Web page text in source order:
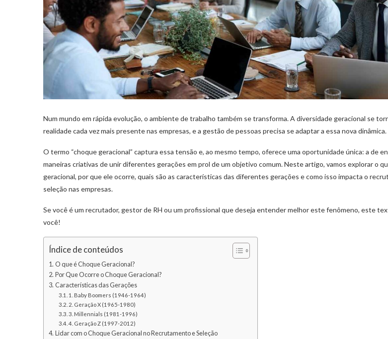
Num mundo em rápida evolução, o ambiente de trabalho também se transforma. A diversidade geracional se
realidade cada vez mais presente nas empresas, e a gestão de pessoas precisa se adaptar a essa nova dinâmica.
O termo “choque geracional” captura essa tensão e, ao mesmo tempo, oferece uma oportunidade única: a de
maneiras criativas de unir diferentes gerações em prol de um objetivo comum. Neste artigo, vamos explorar o
geracional, por que ele ocorre, quais são as características das diferentes gerações e como isso impacta o
seleção nas empresas.
Se você é um recrutador, gestor de RH ou um profissional que deseja entender melhor este fenômeno, este
você!
Índice de conteúdos
O que é Choque Geracional?
Por Que Ocorre o Choque Geracional?
Características das Gerações
1. Baby Boomers (1946-1964)
2. Geração X (1965-1980)
3. Millennials (1981-1996)
4. Geração Z (1997-2012)
Lidar com o Choque Geracional no Recrutamento e Seleção